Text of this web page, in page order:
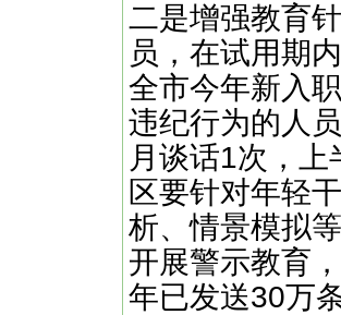
二是增强教育
员，在试用期
全市今年新入
违纪行为的人
月谈话1次，
区要针对年轻
析、情景模拟
开展警示教育
年已发送30万